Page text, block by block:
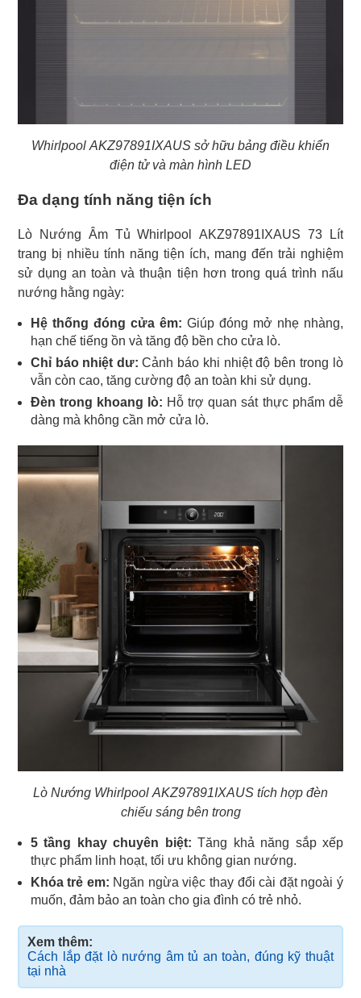
Whirlpool AKZ97891IXAUS sở hữu bảng điều khiển
điện tử và màn hình LED
Đa dạng tính năng tiện ích
Lò Nướng Âm Tủ Whirlpool AKZ97891IXAUS 73 Lít
trang bị nhiều tính năng tiện ích, mang đến trải nghiệm
sử dụng an toàn và thuận tiện hơn trong quá trình nấu
nướng hằng ngày:
Hệ thống đóng cửa êm: Giúp đóng mở nhẹ nhàng,
hạn chế tiếng ồn và tăng độ bền cho cửa lò.
Chỉ báo nhiệt dư: Cảnh báo khi nhiệt độ bên trong lò
vẫn còn cao, tăng cường độ an toàn khi sử dụng.
Đèn trong khoang lò: Hỗ trợ quan sát thực phẩm dễ
dàng mà không cần mở cửa lò.
Lò Nướng Whirlpool AKZ97891IXAUS tích hợp đèn
chiếu sáng bên trong
5 tầng khay chuyên biệt: Tăng khả năng sắp xếp
thực phẩm linh hoạt, tối ưu không gian nướng.
Khóa trẻ em: Ngăn ngừa việc thay đổi cài đặt ngoài ý
muốn, đảm bảo an toàn cho gia đình có trẻ nhỏ.
Xem thêm:
Cách lắp đặt lò nướng âm tủ an toàn, đúng kỹ thuật
tại nhà